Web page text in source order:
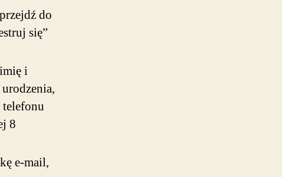
do
się”
i
8
e-mail,